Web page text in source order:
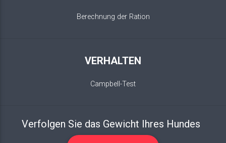
Berechnung der Ration
VERHALTEN
Campbell-Test
Verfolgen Sie das Gewicht Ihres Hundes